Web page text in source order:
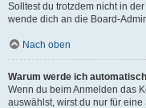
Solltest du trotzdem nicht in
wende dich an die Board-
Nach oben
Warum werde ich
Wenn du beim Anmelden das
auswählst, wirst du nur für